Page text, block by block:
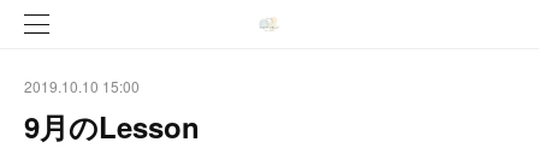
2019.10.10 15:00
9月のLesson